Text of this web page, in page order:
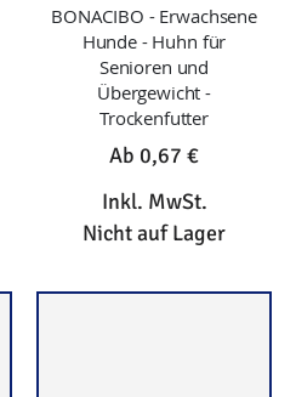
BONACIBO - Erwachsene
Hunde - Huhn für
Senioren und
Übergewicht -
Trockenfutter
Ab 0,67 €
Inkl. MwSt.
Nicht auf Lager